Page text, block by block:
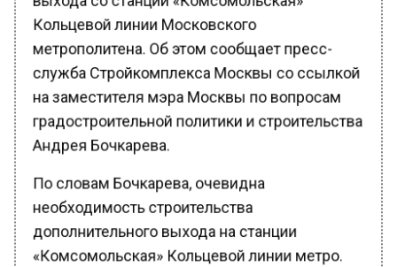
Кольцевой линии Московского
метрополитена. Об этом сообщает пресс-
служба Стройкомплекса Москвы со ссылкой
на заместителя мэра Москвы по вопросам
градостроительной политики и строительства
Андрея Бочкарева.
По словам Бочкарева, очевидна
необходимость строительства
дополнительного выхода на станции
«Комсомольская» Кольцевой линии метро.